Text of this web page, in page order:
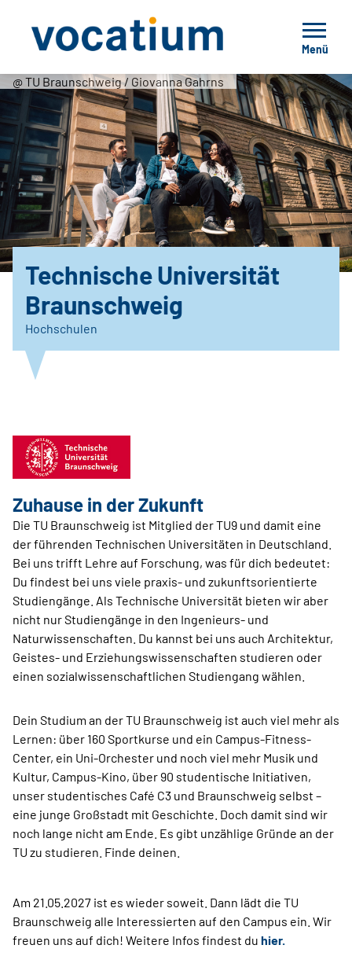
Menü
@ TU Braunschweig / Giovanna Gahrns
Technische Universität
Braunschweig
Hochschulen
Zuhause in der Zukunft
Die TU Braunschweig ist Mitglied der TU9 und damit eine
der führenden Technischen Universitäten in Deutschland.
Bei uns trifft Lehre auf Forschung, was für dich bedeutet:
Du findest bei uns viele praxis- und zukunftsorientierte
Studiengänge. Als Technische Universität bieten wir aber
nicht nur Studiengänge in den Ingenieurs- und
Naturwissenschaften. Du kannst bei uns auch Architektur,
Geistes- und Erziehungswissenschaften studieren oder
einen sozialwissenschaftlichen Studiengang wählen.
Dein Studium an der TU Braunschweig ist auch viel mehr als
Lernen: über 160 Sportkurse und ein Campus-Fitness-
Center, ein Uni-Orchester und noch viel mehr Musik und
Kultur, Campus-Kino, über 90 studentische Initiativen,
unser studentisches Café C3 und Braunschweig selbst –
eine junge Großstadt mit Geschichte. Doch damit sind wir
noch lange nicht am Ende. Es gibt unzählige Gründe an der
TU zu studieren. Finde deinen.
Am 21.05.2027 ist es wieder soweit. Dann lädt die TU
Braunschweig alle Interessierten auf den Campus ein. Wir
freuen uns auf dich! Weitere Infos findest du hier.